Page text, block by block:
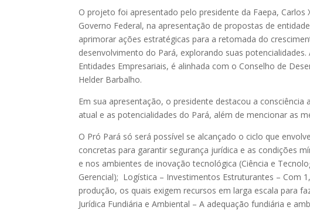
O projeto foi apresentado pelo presidente da Faepa,
Governo Federal, na apresentação de propostas de
aprimorar ações estratégicas para a retomada do
desenvolvimento do Pará, explorando suas
Entidades Empresariais, é alinhada com o Conselho de
Helder Barbalho.
Em sua apresentação, o presidente destacou a
atual e as potencialidades do Pará, além de mencionar as
O Pró Pará só será possível se alcançado o ciclo que
concretas para garantir segurança jurídica e as condições
e nos ambientes de inovação tecnológica (Ciência e
Gerencial); Logística – Investimentos Estruturantes – Com
produção, os quais exigem recursos em larga escala para
Jurídica Fundiária e Ambiental – A adequação fundiária e